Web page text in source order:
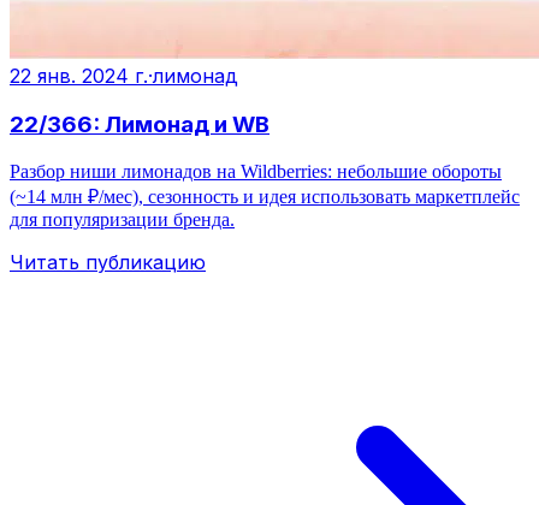
22 янв. 2024 г.·лимонад
22/366: Лимонад и WB
Разбор ниши лимонадов на Wildberries: небольшие обороты
(~14 млн ₽/мес), сезонность и идея использовать маркетплейс
для популяризации бренда.
Читать публикацию